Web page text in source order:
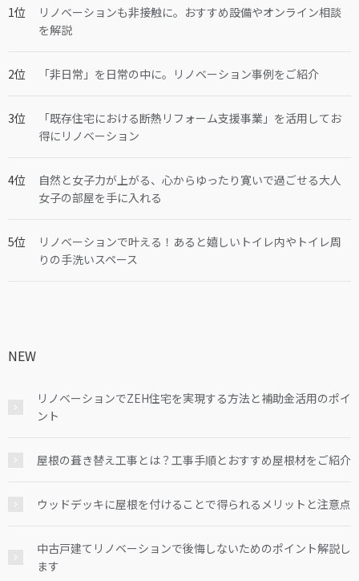
リノベーションも非接触に。おすすめ設備やオンライン相談
を解説
「非日常」を日常の中に。リノベーション事例をご紹介
「既存住宅における断熱リフォーム支援事業」を活用してお
得にリノベーション
自然と女子力が上がる、心からゆったり寛いで過ごせる大人
女子の部屋を手に入れる
リノベーションで叶える！あると嬉しいトイレ内やトイレ周
りの手洗いスペース
NEW
リノベーションでZEH住宅を実現する方法と補助金活用のポイ
ント
屋根の葺き替え工事とは？工事手順とおすすめ屋根材をご紹介
ウッドデッキに屋根を付けることで得られるメリットと注意点
中古戸建てリノベーションで後悔しないためのポイント解説し
ます